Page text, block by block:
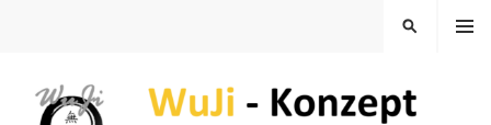
MENU
SEARCH